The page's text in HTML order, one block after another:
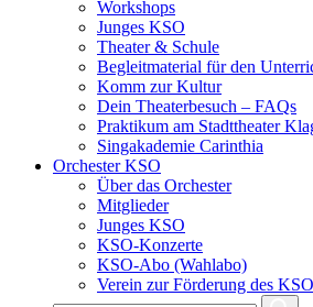
Workshops
Junges KSO
Theater & Schule
Begleitmaterial für den
Komm zur Kultur
Dein Theaterbesuch – FAQs
Praktikum am Stadttheater
Singakademie Carinthia
Orchester KSO
Über das Orchester
Mitglieder
Junges KSO
KSO-Konzerte
KSO-Abo (Wahlabo)
Verein zur Förderung des KSO